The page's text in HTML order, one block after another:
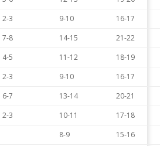
2-3 9-10
16-17
7-8 14-15
21-22
4-5 11-12
18-19
2-3 9-10
16-17
6-7 13-14
20-21
2-3 10-11
17-18
8-9
15-16